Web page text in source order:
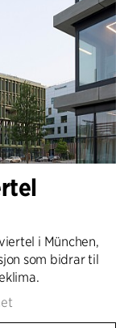
i München,
som bidrar til